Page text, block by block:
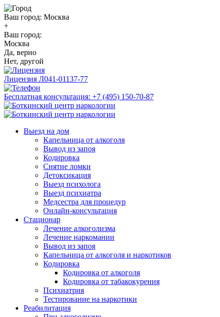
Ваш город: Москва
+
Ваш город:
Москва
Да, верно
Нет, другой
Лицензия Л041-01137-77
Бесплатная консультация: +7 (495) 150-70-87
Выезд на дом
Капельница от алкоголя
Вывод из запоя
Кодировка
Снятие ломки
Детоксикация
Выезд психолога
Выезд психиатра
Медсестра для процедур
Онлайн-консультация
Стационар
Лечение алкоголизма
Лечение наркомании
Вывод из запоя
Капельница от алкоголя и наркотиков
Кодировка
Кодировка от алкоголя
Кодировка от табакокурения
Психиатрия
Тестирование на наркотики
Реабилитация